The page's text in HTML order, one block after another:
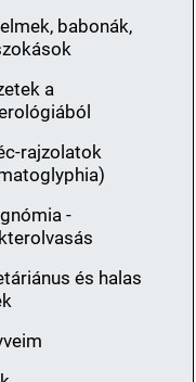
babonák,
a
rajzolatok
-
és halas